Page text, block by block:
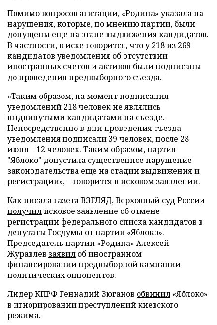
Помимо вопросов агитации, «Родина» указала на
нарушения, которые, по мнению партии, были
допущены еще на этапе выдвижения кандидатов.
В частности, в иске говорится, что у 218 из 269
кандидатов уведомления об отсутствии
иностранных счетов и активов были подписаны
до проведения предвыборного съезда.
«Таким образом, на момент подписания
уведомлений 218 человек не являлись
выдвинутыми кандидатами на съезде.
Непосредственно в дни проведения съезда
уведомления подписали 39 человек, после 28
июня – 12 человек. Таким образом, партия
"Яблоко" допустила существенное нарушение
законодательства еще на стадии выдвижения и
регистрации», – говорится в исковом заявлении.
Как писала газета ВЗГЛЯД, Верховный суд России
получилисковое заявление об отмене
регистрации федерального списка кандидатов в
депутаты Госдумы от партии «Яблоко».
Председатель партии «Родина» Алексей
Журавлев заявил об иностранном
финансировании предвыборной кампании
политических оппонентов.
Лидер КПРФ Геннадий Зюганов обвинил «Яблоко»
в игнорировании преступлений киевского
режима.